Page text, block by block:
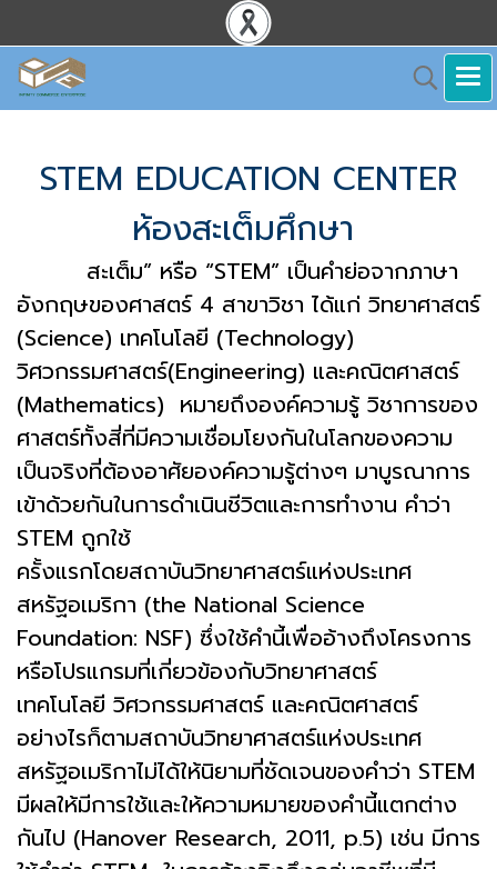
STEM EDUCATION CENTER
ห้องสะเต็มศึกษา
สะเต็ม” หรือ “STEM” เป็นคำย่อจากภาษา
อังกฤษของศาสตร์ 4 สาขาวิชา ได้แก่ วิทยาศาสตร์
(Science) เทคโนโลยี (Technology)
วิศวกรรมศาสตร์(Engineering) และคณิตศาสตร์
(Mathematics) หมายถึงองค์ความรู้ วิชาการของ
ศาสตร์ทั้งสี่ที่มีความเชื่อมโยงกันในโลกของความ
เป็นจริงที่ต้องอาศัยองค์ความรู้ต่างๆ มาบูรณาการ
เข้าด้วยกันในการดำเนินชีวิตและการทำงาน คำว่า
STEM ถูกใช้
ครั้งแรกโดยสถาบันวิทยาศาสตร์แห่งประเทศ
สหรัฐอเมริกา (the National Science
Foundation: NSF) ซึ่งใช้คำนี้เพื่ออ้างถึงโครงการ
หรือโปรแกรมที่เกี่ยวข้องกับวิทยาศาสตร์
เทคโนโลยี วิศวกรรมศาสตร์ และคณิตศาสตร์
อย่างไรก็ตามสถาบันวิทยาศาสตร์แห่งประเทศ
สหรัฐอเมริกาไม่ได้ให้นิยามที่ชัดเจนของคำว่า STEM
มีผลให้มีการใช้และให้ความหมายของคำนี้แตกต่าง
กันไป (Hanover Research, 2011, p.5) เช่น มีการ